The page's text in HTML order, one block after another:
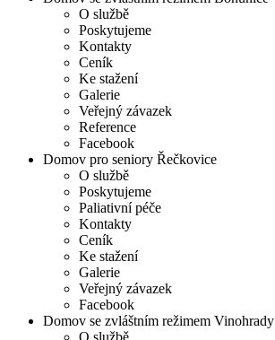
O službě
Poskytujeme
Kontakty
Ceník
Ke stažení
Galerie
Veřejný závazek
Reference
Facebook
Domov pro seniory Řečkovice
O službě
Poskytujeme
Paliativní péče
Kontakty
Ceník
Ke stažení
Galerie
Veřejný závazek
Facebook
Domov se zvláštním režimem Vinohrady
O službě